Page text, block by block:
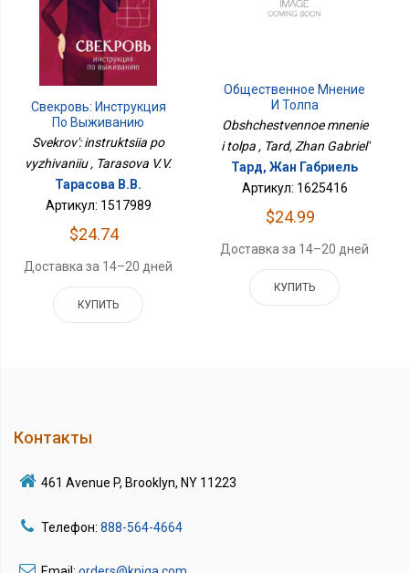
Свекровь: Инструкция
По Выживанию
Svekrov': instruktsiia po
vyzhivaniiu , Tarasova V.V.
Тарасова В.В.
Артикул: 1517989
$24.74
Доставка за 14–20 дней
КУПИТЬ
Общественное Мнение
И Толпа
Obshchestvennoe mnenie
i tolpa , Tard, Zhan Gabriel'
Тард, Жан Габриель
Артикул: 1625416
$24.99
Доставка за 14–20 дней
КУПИТЬ
Контакты
461 Avenue P, Brooklyn, NY 11223
Телефон: 888-564-4664